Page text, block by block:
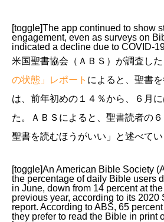
[toggle]The app continued to show
engagement, even as surveys on
indicated a decline due to COVID-
米国聖書協会（ＡＢＳ）が調査し
の状態」レポート によると、聖書
は、前年初めの１４％から、６月
た。ＡＢＳによると、聖書読者の
聖書を読むほうがいい」と述べてい
[toggle]An American Bible Society
the percentage of daily Bible users
in June, down from 14 percent at
previous year, according to its 2020
report. According to ABS, 65
they prefer to read the Bible in print